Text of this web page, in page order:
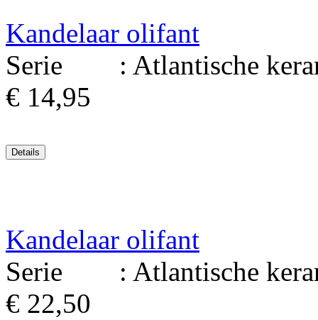
Kandelaar olifant
Serie : Atlantische
€ 14,95
Kandelaar olifant
Serie : Atlantische
€ 22,50